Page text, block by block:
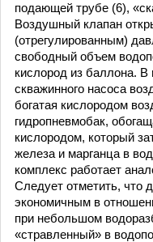
подающей трубе (6),
Воздушный клапан
(отрегулированным)
свободный объем
кислород из баллона. В
скважинного насоса
богатая кислородом
гидропневмобак,
кислородом, который
железа и марганца в
комплекс работает
Следует отметить, что
экономичным в
при небольшом
«стравленный» в